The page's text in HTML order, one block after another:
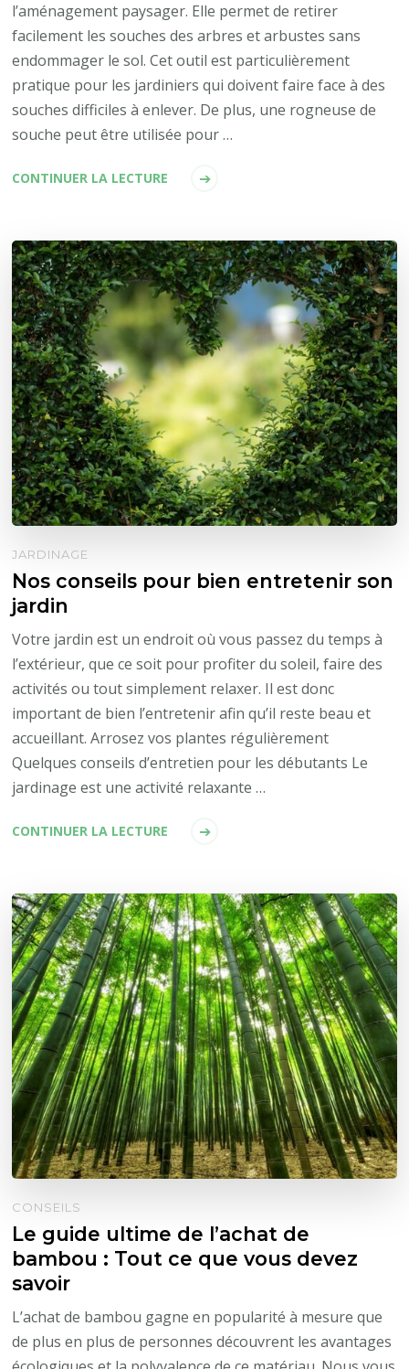
l’aménagement paysager. Elle permet de retirer
facilement les souches des arbres et arbustes sans
endommager le sol. Cet outil est particulièrement
pratique pour les jardiniers qui doivent faire face à des
souches difficiles à enlever. De plus, une rogneuse de
souche peut être utilisée pour …
CONTINUER LA LECTURE
JARDINAGE
Nos conseils pour bien entretenir son
jardin
Votre jardin est un endroit où vous passez du temps à
l’extérieur, que ce soit pour profiter du soleil, faire des
activités ou tout simplement relaxer. Il est donc
important de bien l’entretenir afin qu’il reste beau et
accueillant. Arrosez vos plantes régulièrement
Quelques conseils d’entretien pour les débutants Le
jardinage est une activité relaxante …
CONTINUER LA LECTURE
CONSEILS
Le guide ultime de l’achat de
bambou : Tout ce que vous devez
savoir
L’achat de bambou gagne en popularité à mesure que
de plus en plus de personnes découvrent les avantages